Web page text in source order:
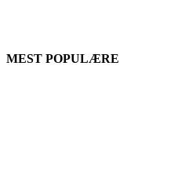
MEST POPULÆRE